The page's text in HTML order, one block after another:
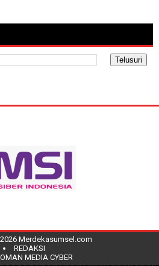
2026 Merdekasumsel.com
REDAKSI
MEDIA CYBER